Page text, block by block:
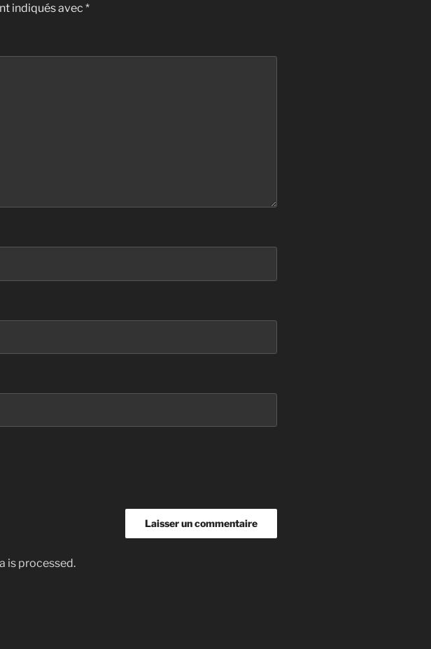
indiqués avec *
is processed.